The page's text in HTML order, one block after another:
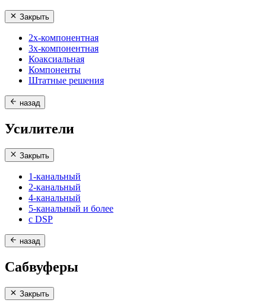
Закрыть
2х-компонентная
3х-компонентная
Коаксиальная
Компоненты
Штатные решения
назад
Усилители
Закрыть
1-канальный
2-канальный
4-канальный
5-канальный и более
с DSP
назад
Сабвуферы
Закрыть